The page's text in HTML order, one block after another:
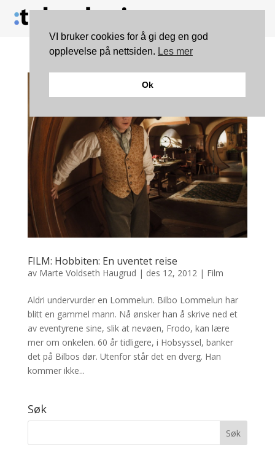
FILM: Hobbiten: En uventet reise
av Marte Voldseth Haugrud | des 12, 2012 | Film
Aldri undervurder en Lommelun. Bilbo Lommelun har
blitt en gammel mann. Nå ønsker han å skrive ned et
av eventyrene sine, slik at nevøen, Frodo, kan lære
mer om onkelen. 60 år tidligere, i Hobsyssel, banker
det på Bilbos dør. Utenfor står det en dverg. Han
kommer ikke...
Søk
VI bruker cookies for å gi deg en god
opplevelse på nettsiden. Les mer
Ok